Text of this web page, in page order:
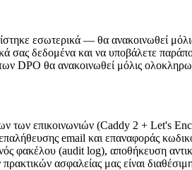
εσωτερικά — θα ανακοινωθεί
σας δεδομένα και να υποβάλετε
θα ανακοινωθεί μόλις
των επικοινωνιών (Caddy 2 + Let's
email και επαναφοράς
φακέλου (audit log), αποθήκευση
ασφαλείας μας είναι